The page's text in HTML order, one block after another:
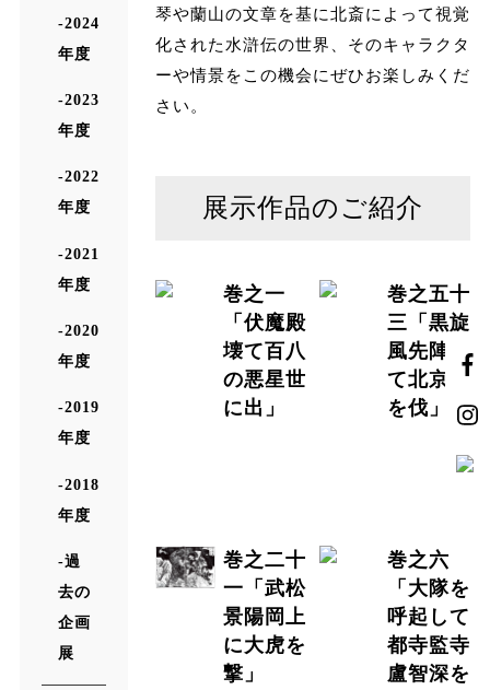
琴や蘭山の文章を基に北斎によって視覚
化された水滸伝の世界、そのキャラクタ
ーや情景をこの機会にぜひお楽しみくだ
さい。
展示作品のご紹介
巻之一
「伏魔殿
壊て百八
の悪星世
に出」
巻之五十
三「黒旋
風先陣し
て北京城
を伐」
巻之二十
一「武松
景陽岡上
に大虎を
撃」
巻之六
「大隊を
呼起して
都寺監寺
盧智深を
2024
年度
2023
年度
2022
年度
2021
年度
2020
年度
2019
年度
2018
年度
過
去の
企画
展